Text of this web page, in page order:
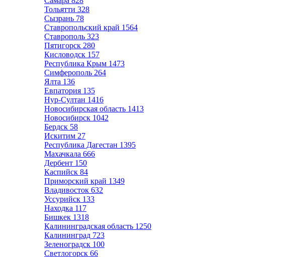
Тольятти 328
Сызрань 78
Ставропольский край 1564
Ставрополь 323
Пятигорск 280
Кисловодск 157
Республика Крым 1473
Симферополь 264
Ялта 136
Евпатория 135
Нур-Султан 1416
Новосибирская область 1413
Новосибирск 1042
Бердск 58
Искитим 27
Республика Дагестан 1395
Махачкала 666
Дербент 150
Каспийск 84
Приморский край 1349
Владивосток 632
Уссурийск 133
Находка 117
Бишкек 1318
Калининградская область 1250
Калининград 723
Зеленоградск 100
Светлогорск 66